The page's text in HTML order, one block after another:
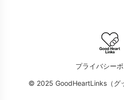
プライバシー
© 2025 GoodHeartLinks（グ